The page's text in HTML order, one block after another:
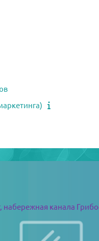
набережная канала